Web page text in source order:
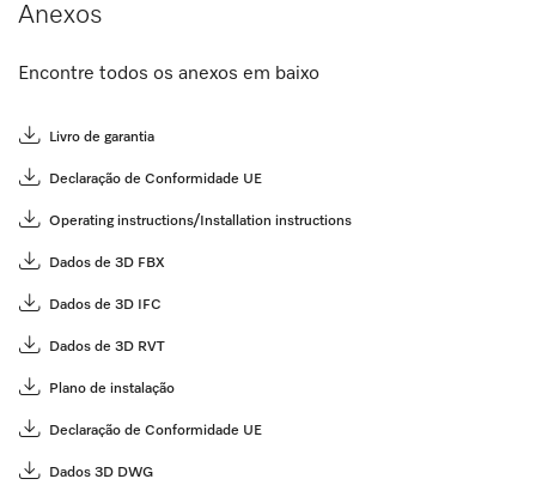
Anexos
Encontre todos os anexos em baixo
Livro de garantia
Declaração de Conformidade UE
Operating instructions/Installation instructions
Dados de 3D FBX
Dados de 3D IFC
Dados de 3D RVT
Plano de instalação
Declaração de Conformidade UE
Dados 3D DWG